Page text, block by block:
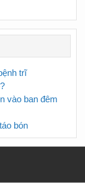
trĩ
vào ban đêm
bón